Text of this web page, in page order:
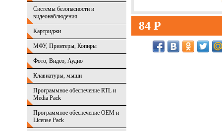
Системы безопасности и
видеонаблюдения
Картриджи
МФУ, Принтеры, Копиры
Фото, Видео, Аудио
Клавиатуры, мыши
Программное обеспечение RTL и
Media Pack
Программное обеспечение OEM и
License Pack
84 Р